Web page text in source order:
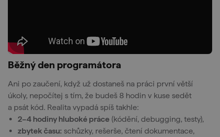
Běžný den programátora
Ani po zaučení, když už dostaneš na práci první větší
úkoly, nepočítej s tím, že budeš 8 hodin v kuse sedět
a psát kód. Realita vypadá spíš takhle:
2–4 hodiny hluboké práce (kódění, debugging, testy),
zbytek času: schůzky, rešerše, čtení dokumentace,